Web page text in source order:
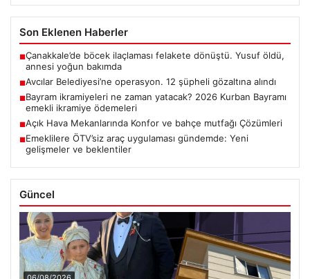
Son Eklenen Haberler
■Çanakkale’de böcek ilaçlaması felakete dönüştü. Yusuf öldü,
annesi yoğun bakımda
■Avcılar Belediyesi’ne operasyon. 12 şüpheli gözaltına alındı
■Bayram ikramiyeleri ne zaman yatacak? 2026 Kurban Bayramı
emekli ikramiye ödemeleri
■Açık Hava Mekanlarında Konfor ve bahçe mutfağı Çözümleri
■Emeklilere ÖTV’siz araç uygulaması gündemde: Yeni
gelişmeler ve beklentiler
Güncel